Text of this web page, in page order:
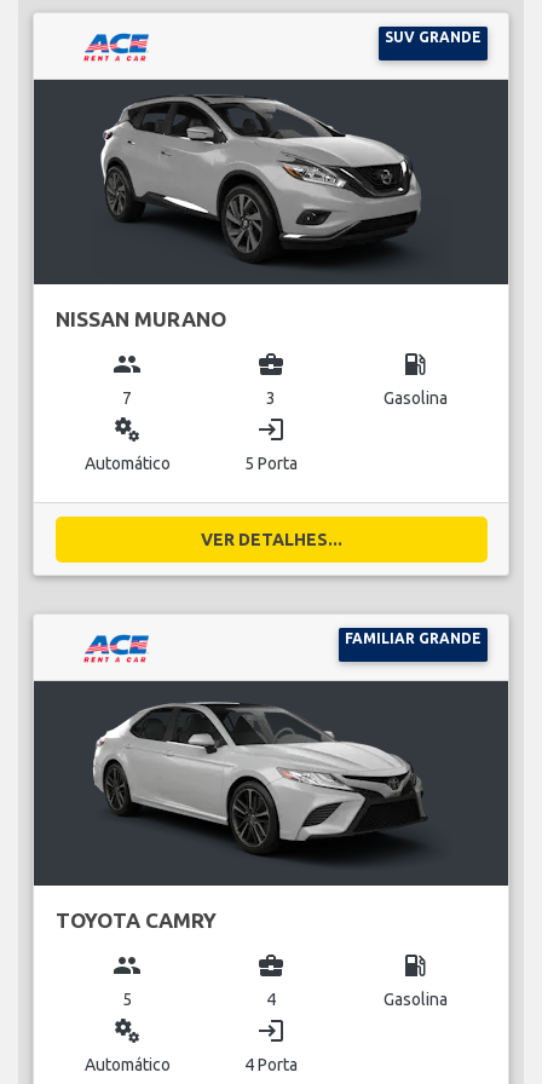
SUV GRANDE
NISSAN MURANO
group
7
business_center
3
local_gas_station
Gasolina
miscellaneous_services
Automático
login
5 Porta
VER DETALHES...
FAMILIAR GRANDE
TOYOTA CAMRY
group
5
business_center
4
local_gas_station
Gasolina
miscellaneous_services
Automático
login
4 Porta